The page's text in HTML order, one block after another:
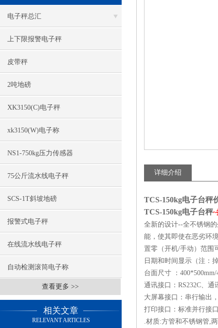
电子秤总汇
上下限报警电子秤
皮带秤
2吨地磅
XK3150(C)电子秤
xk3150(W)电子称
NS1-750kg压力传感器
75公斤流水线电子秤
SCS-1T斜坡地磅
报警式电子秤
在线流水线电子秤
自动检测滚筒电子称
查看更多 >>
相关文章
RELEVANT ARTICLES
详细介绍
TCS-150kg电子台秤
TCS-150kg电子台秤~
全新的设计--全不锈钢
能，使其即使在恶劣环
置零（开机/手动）范围
日期和时间显示（注：
台面尺寸 ：
通讯接口：RS232C、
大屏幕接口：串行输出
打印接口：标准并行接
.材质:方管和不锈钢管,